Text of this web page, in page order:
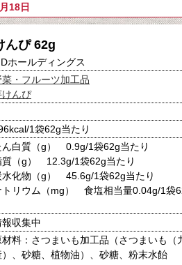
18日
んぴ 62g
ホールディングス
菜・フルーツ加工品
けんぴ
1袋62g当たり
ん白質（g） 0.9g/1袋62g当たり
質（g） 12.3g/1袋62g当たり
水化物（g） 45.6g/1袋62g当たり
トリウム（mg） 食塩相当量0.04g/1袋
報収集中
材料：さつまいも加工品（さつまいも（
）、砂糖、植物油）、砂糖、粉末水飴